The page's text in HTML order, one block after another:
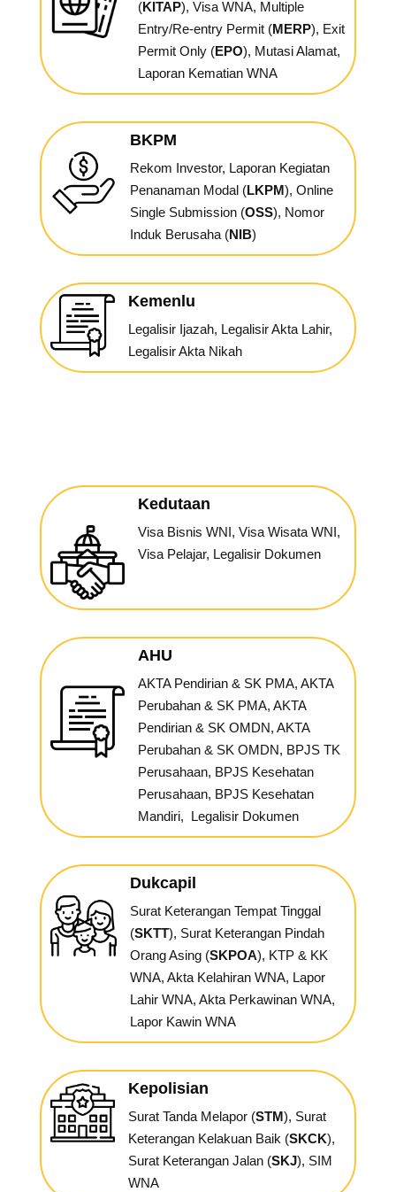
(KITAP), Visa WNA, Multiple
Entry/Re-entry Permit (MERP), Exit
Permit Only (EPO), Mutasi Alamat,
Laporan Kematian WNA
BKPM
Rekom Investor, Laporan Kegiatan
Penanaman Modal (LKPM), Online
Single Submission (OSS), Nomor
Induk Berusaha (NIB)
Kemenlu
Legalisir Ijazah, Legalisir Akta Lahir,
Legalisir Akta Nikah
Kedutaan
Visa Bisnis WNI, Visa Wisata WNI,
Visa Pelajar, Legalisir Dokumen
AHU
AKTA Pendirian & SK PMA, AKTA
Perubahan & SK PMA, AKTA
Pendirian & SK OMDN, AKTA
Perubahan & SK OMDN, BPJS TK
Perusahaan, BPJS Kesehatan
Perusahaan, BPJS Kesehatan
Mandiri, Legalisir Dokumen
Dukcapil
Surat Keterangan Tempat Tinggal
(SKTT), Surat Keterangan Pindah
Orang Asing (SKPOA), KTP & KK
WNA, Akta Kelahiran WNA, Lapor
Lahir WNA, Akta Perkawinan WNA,
Lapor Kawin WNA
Kepolisian
Surat Tanda Melapor (STM), Surat
Keterangan Kelakuan Baik (SKCK),
Surat Keterangan Jalan (SKJ), SIM
WNA